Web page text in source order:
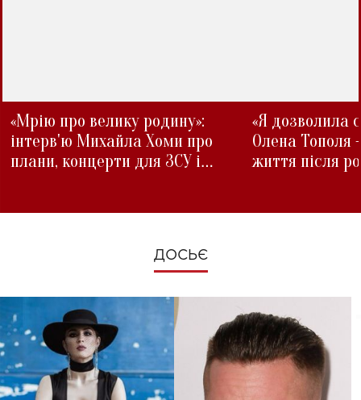
«Мрію про велику родину»:
інтерв'ю Михайла Хоми про
плани, концерти для ЗСУ і
«Я дозволила
Олена Тополя
життя після
ДОСЬЄ